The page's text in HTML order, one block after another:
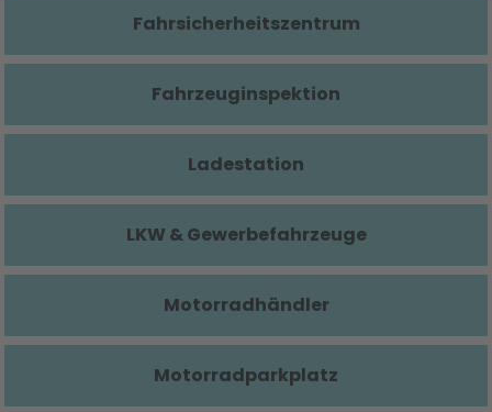
Fahrsicherheitszentrum
Fahrzeuginspektion
Ladestation
LKW & Gewerbefahrzeuge
Motorradhändler
Motorradparkplatz